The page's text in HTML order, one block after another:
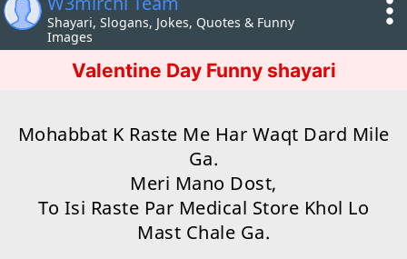
Shayari, Slogans, Jokes, Quotes & Funny
Images
Valentine Day Funny shayari
Mohabbat K Raste Me Har Waqt Dard Mile
Ga.
Meri Mano Dost,
To Isi Raste Par Medical Store Khol Lo
Mast Chale Ga.